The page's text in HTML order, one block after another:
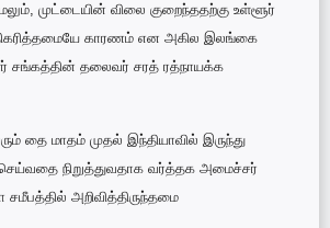
முட்டையின் விலை குறைந்ததற்கு உள்ளூர்
காரணம் என அகில இலங்கை
சங்கத்தின் தலைவர் சரத் ரத்நாயக்க
தை மாதம் முதல் இந்தியாவில் இருந்து
நிறுத்துவதாக வர்த்தக அமைச்சர்
அறிவித்திருந்தமை